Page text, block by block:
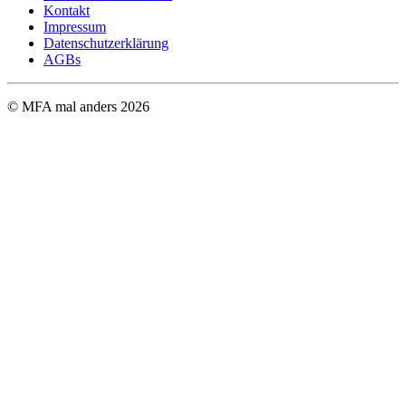
Kontakt
Impressum
Datenschutzerklärung
AGBs
© MFA mal anders 2026